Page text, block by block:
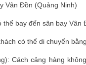
Vân Đồn (Quảng Ninh)
bay đến sân bay Vân
có thể di chuyển
Cách cảng hàng